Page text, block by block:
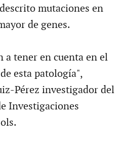
mutaciones en
de genes.
a tener en cuenta en el
esta patología",
Pérez investigador del
Investigaciones